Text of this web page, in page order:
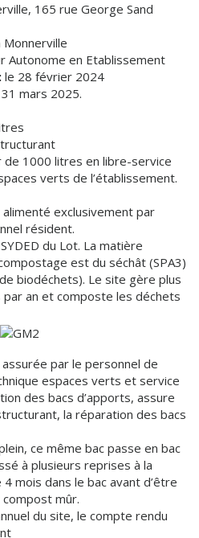
165 rue George Sand
Monnerville
Autonome en Etablissement
le 28 février 2024
mars 2025.
de 1000 litres en libre-service
verts de l’établissement.
exclusivement par
résident.
du Lot. La matière
est du séchât (SPA3)
biodéchets). Le site gère plus
an et composte les déchets
par le personnel de
espaces verts et service
des bacs d’apports, assure
la réparation des bacs
ce même bac passe en bac
à plusieurs reprises à la
mois dans le bac avant d’être
mûr.
du site, le compte rendu